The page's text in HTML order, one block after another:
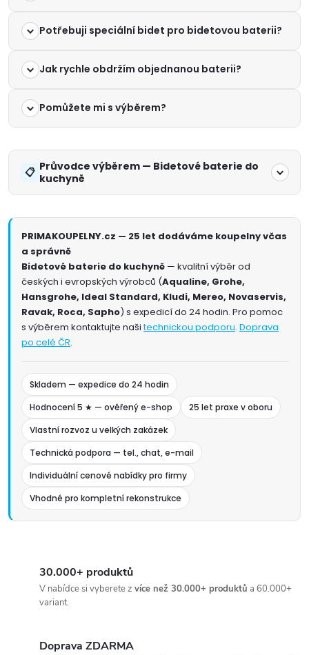
Potřebuji speciální bidet pro bidetovou baterii?
Jak rychle obdržím objednanou baterii?
Pomůžete mi s výběrem?
Průvodce výběrem — Bidetové baterie do
kuchyně
PRIMAKOUPELNY.cz — 25 let dodáváme koupelny včas
a správně
Bidetové baterie do kuchyně — kvalitní výběr od
českých i evropských výrobců (Aqualine, Grohe,
Hansgrohe, Ideal Standard, Kludi, Mereo, Novaservis,
Ravak, Roca, Sapho) s expedicí do 24 hodin. Pro pomoc
s výběrem kontaktujte našitechnickou podporu. Doprava
po celé ČR.
Skladem — expedice do 24 hodin
Hodnocení 5 ★ — ověřený e-shop
25 let praxe v oboru
Vlastní rozvoz u velkých zakázek
Technická podpora — tel., chat, e-mail
Individuální cenové nabídky pro firmy
Vhodné pro kompletní rekonstrukce
30.000+ produktů
V nabídce si vyberete z více než 30.000+ produktů a 60.000+
variant.
Doprava ZDARMA